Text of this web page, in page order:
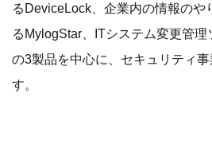
るDeviceLock、企業内の情報のや
るMylogStar、ITシステム変更管
の3製品を中心に、セキュリティ
す。